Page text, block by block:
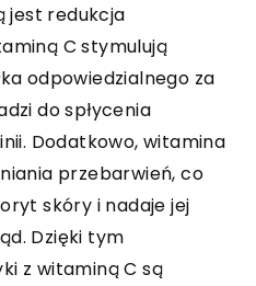
jest redukcja
C stymulują
odpowiedzialnego za
do spłycenia
Dodatkowo, witamina
przebarwień, co
skóry i nadaje jej
Dzięki tym
z witaminą C są